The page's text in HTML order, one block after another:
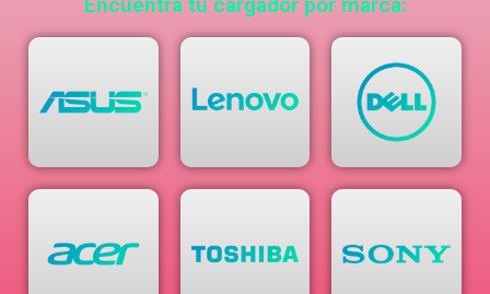
Encuentra tu cargador por marca: